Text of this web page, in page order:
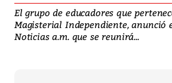
El grupo de educadores que
Magisterial Independiente, anunció
Noticias a.m. que se reunirá...